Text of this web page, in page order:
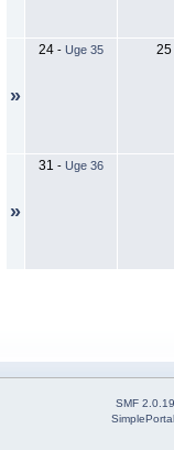
»
24 - Uge 35 25
»
31 - Uge 36
SMF 2.0.19